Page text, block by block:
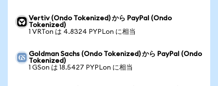
Vertiv (Ondo Tokenized) から PayPal (Ondo
Tokenized)
1 VRTon は 4.8324 PYPLon に相当
Goldman Sachs (Ondo Tokenized) から PayPal (Ondo
Tokenized)
1 GSon は 18.5427 PYPLon に相当